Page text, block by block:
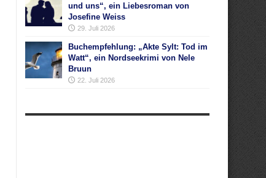
und uns“, ein Liebesroman von
Josefine Weiss
29. Juli 2026
Buchempfehlung: „Akte Sylt: Tod im
Watt“, ein Nordseekrimi von Nele
Bruun
22. Juli 2026